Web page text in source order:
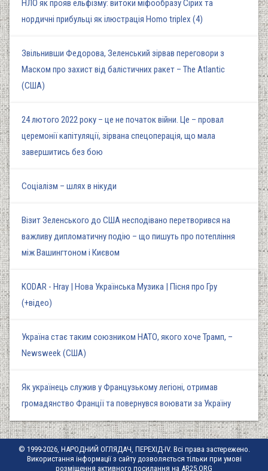
НЛО як прояв ельфізму: витоки міфообразу Сірих та
нордичні прибульці як ілюстрація Homo triplex (4)
Звільнивши Федорова, Зеленський зірвав переговори з
Маском про захист від балістичних ракет – The Atlantic
(США)
24 лютого 2022 року – це не початок війни. Це – провал
церемонії капітуляції, зірвана спецоперація, що мала
завершитись без бою
Соціалізм – шлях в нікуди
Візит Зеленського до США несподівано перетворився на
важливу дипломатичну подію – що пишуть про потепління
між Вашингтоном і Києвом
KODAR - Hray | Нова Українська Музика | Пісня про Гру
(+відео)
Україна стає таким союзником НАТО, якого хоче Трамп, –
Newsweek (США)
Як українець служив у Французькому легіоні, отримав
громадянство Франції та повернувся воювати за Україну
© 1999-2026, НАРОДНИЙ ОГЛЯДАЧ, ПЕРЕХІД-IV. Всі права застережено.
Використання інформації з сайту дозволяється тільки при умові
розміщення активного посилання на AR25.ORG